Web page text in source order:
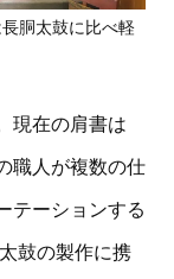
胴太鼓に比べ軽
現在の肩書は
職人が複数の仕
テーションする
鼓の製作に携